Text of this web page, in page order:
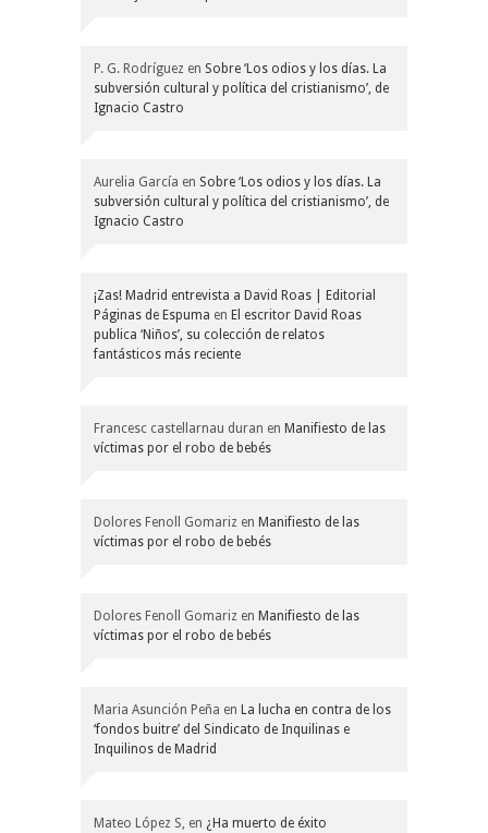
P. G. Rodríguez en Sobre ‘Los odios y los días. La
subversión cultural y política del cristianismo’, de
Ignacio Castro
Aurelia García en Sobre ‘Los odios y los días. La
subversión cultural y política del cristianismo’, de
Ignacio Castro
¡Zas! Madrid entrevista a David Roas | Editorial
Páginas de Espuma en El escritor David Roas
publica ‘Niños’, su colección de relatos
fantásticos más reciente
Francesc castellarnau duran en Manifiesto de las
víctimas por el robo de bebés
Dolores Fenoll Gomariz en Manifiesto de las
víctimas por el robo de bebés
Dolores Fenoll Gomariz en Manifiesto de las
víctimas por el robo de bebés
Maria Asunción Peña en La lucha en contra de los
‘fondos buitre’ del Sindicato de Inquilinas e
Inquilinos de Madrid
Mateo López S, en ¿Ha muerto de éxito